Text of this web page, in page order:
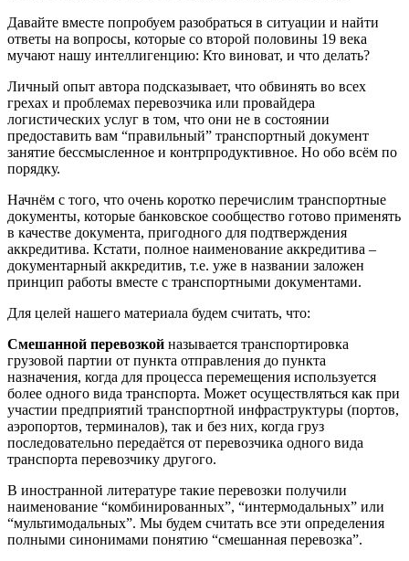
Давайте вместе попробуем разобраться в ситуации и найти
ответы на вопросы, которые со второй половины 19 века
мучают нашу интеллигенцию: Кто виноват, и что делать?
Личный опыт автора подсказывает, что обвинять во всех
грехах и проблемах перевозчика или провайдера
логистических услуг в том, что они не в состоянии
предоставить вам “правильный” транспортный документ
занятие бессмысленное и контрпродуктивное. Но обо всём по
порядку.
Начнём с того, что очень коротко перечислим транспортные
документы, которые банковское сообщество готово применять
в качестве документа, пригодного для подтверждения
аккредитива. Кстати, полное наименование аккредитива –
документарный аккредитив, т.е. уже в названии заложен
принцип работы вместе с транспортными документами.
Для целей нашего материала будем считать, что:
Смешанной перевозкой называется транспортировка
грузовой партии от пункта отправления до пункта
назначения, когда для процесса перемещения используется
более одного вида транспорта. Может осуществляться как при
участии предприятий транспортной инфраструктуры (портов,
аэропортов, терминалов), так и без них, когда груз
последовательно передаётся от перевозчика одного вида
транспорта перевозчику другого.
В иностранной литературе такие перевозки получили
наименование “комбинированных”, “интермодальных” или
“мультимодальных”. Мы будем считать все эти определения
полными синонимами понятию “смешанная перевозка”.